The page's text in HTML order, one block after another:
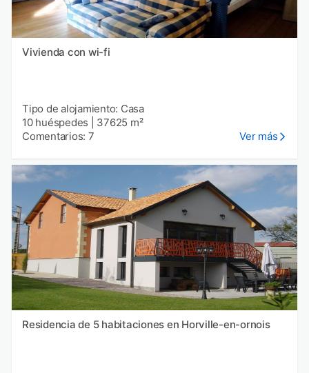
Vivienda con wi-fi
Tipo de alojamiento: Casa
10 huéspedes
37625 m²
Comentarios: 7
Ver más
Residencia de 5 habitaciones en Horville-en-ornois